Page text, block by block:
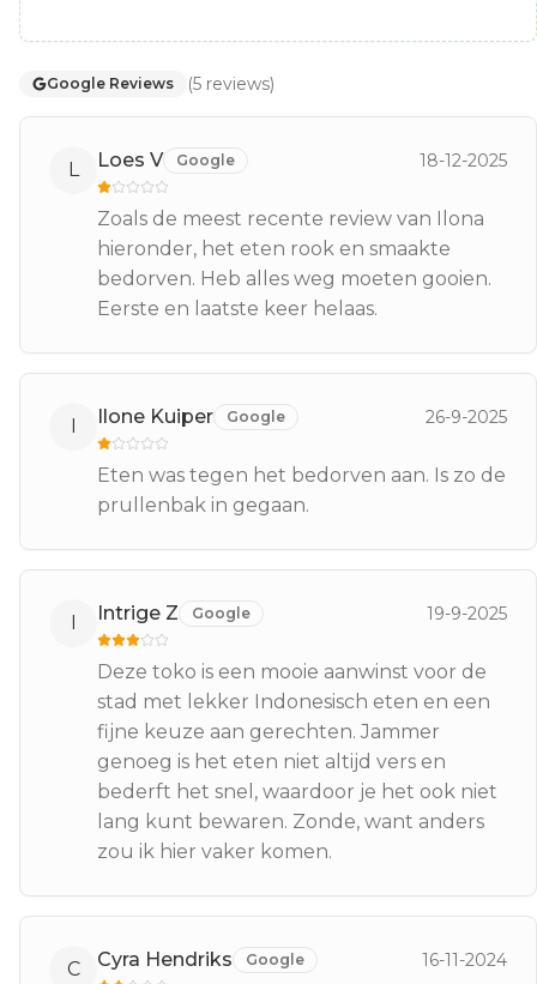
Google Reviews (5 reviews)
L Loes V Google 18-12-2025
Zoals de meest recente review van Ilona
hieronder, het eten rook en smaakte
bedorven. Heb alles weg moeten gooien.
Eerste en laatste keer helaas.
I Ilone Kuiper Google 26-9-2025
Eten was tegen het bedorven aan. Is zo de
prullenbak in gegaan.
I Intrige Z Google 19-9-2025
Deze toko is een mooie aanwinst voor de
stad met lekker Indonesisch eten en een
fijne keuze aan gerechten. Jammer
genoeg is het eten niet altijd vers en
bederft het snel, waardoor je het ook niet
lang kunt bewaren. Zonde, want anders
zou ik hier vaker komen.
C Cyra Hendriks Google 16-11-2024